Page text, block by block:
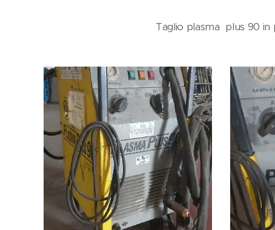
Taglio plasma plus 90 in